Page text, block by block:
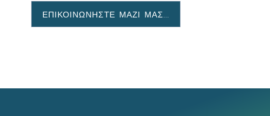
ΕΠΙΚΟΙΝΩΝΗΣΤΕ ΜΑΖΙ ΜΑΣ...